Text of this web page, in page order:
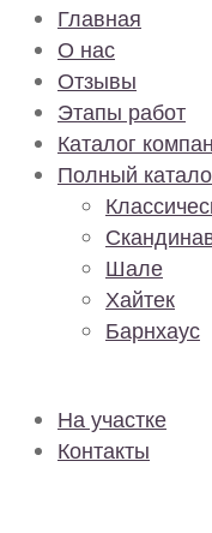
Главная
О нас
Отзывы
Этапы работ
Каталог
Полный
Шале
Хайтек
Барнхаус
На участке
Контакты